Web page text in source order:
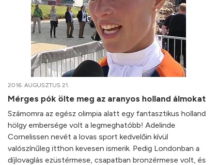
2016. AUGUSZTUS 21.
Mérges pók ölte meg az aranyos holland álmokat
Számomra az egész olimpia alatt egy fantasztikus holland
hölgy embersége volt a legmeghatóbb! Adelinde
Cornelissen nevét a lovas sport kedvelőin kívül
valószínűleg itthon kevesen ismerik. Pedig Londonban a
díjlovaglás ezüstérmese, csapatban bronzérmese volt, és